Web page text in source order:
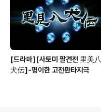
[드라마][사토미 팔견전 里美八
犬伝]-평이한 고전판타지극